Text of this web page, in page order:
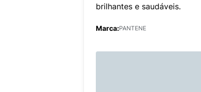
brilhantes e saudáveis.
Marca:PANTENE